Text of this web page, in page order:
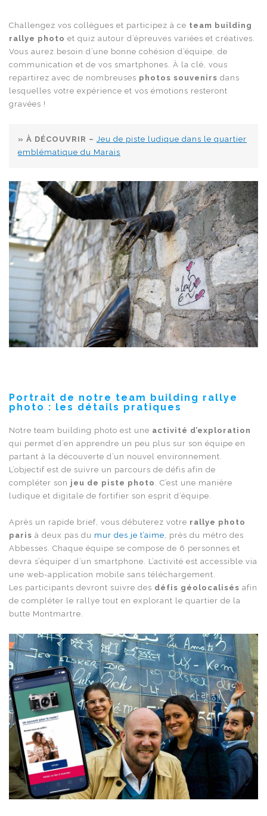
Challengez vos collègues et participez à ce team building
rallye photo et quiz autour d’épreuves variées et créatives.
Vous aurez besoin d’une bonne cohésion d’équipe, de
communication et de vos smartphones. À la clé, vous
repartirez avec de nombreuses photos souvenirs dans
lesquelles votre expérience et vos émotions resteront
gravées !
» À DÉCOUVRIR – Jeu de piste ludique dans le quartier
emblématique du Marais
Portrait de notre team building rallye
photo : les détails pratiques
Notre team building photo est une activité d’exploration
qui permet d’en apprendre un peu plus sur son équipe en
partant à la découverte d’un nouvel environnement.
L’objectif est de suivre un parcours de défis afin de
compléter son jeu de piste photo
. C’est une manière
ludique et digitale de fortifier son esprit d’équipe.
Après un rapide brief, vous débuterez votre rallye photo
paris à deux pas du mur des je t’aime , près du métro des
Abbesses. Chaque équipe se compose de 6 personnes et
devra s’équiper d’un smartphone. L’activité est accessible via
une web-application mobile sans téléchargement.
Les participants devront suivre des défis géolocalisés afin
de compléter le rallye tout en explorant le quartier de la
butte Montmartre.